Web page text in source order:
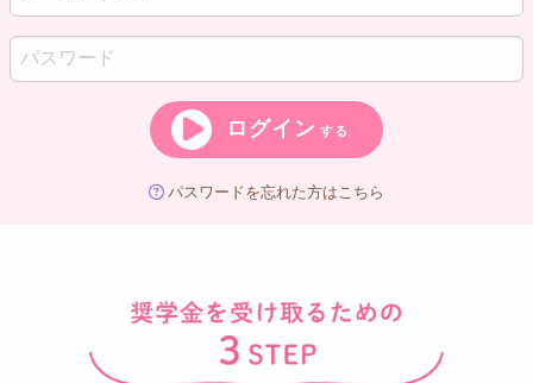
ログイン する
パスワードを忘れた方はこちら